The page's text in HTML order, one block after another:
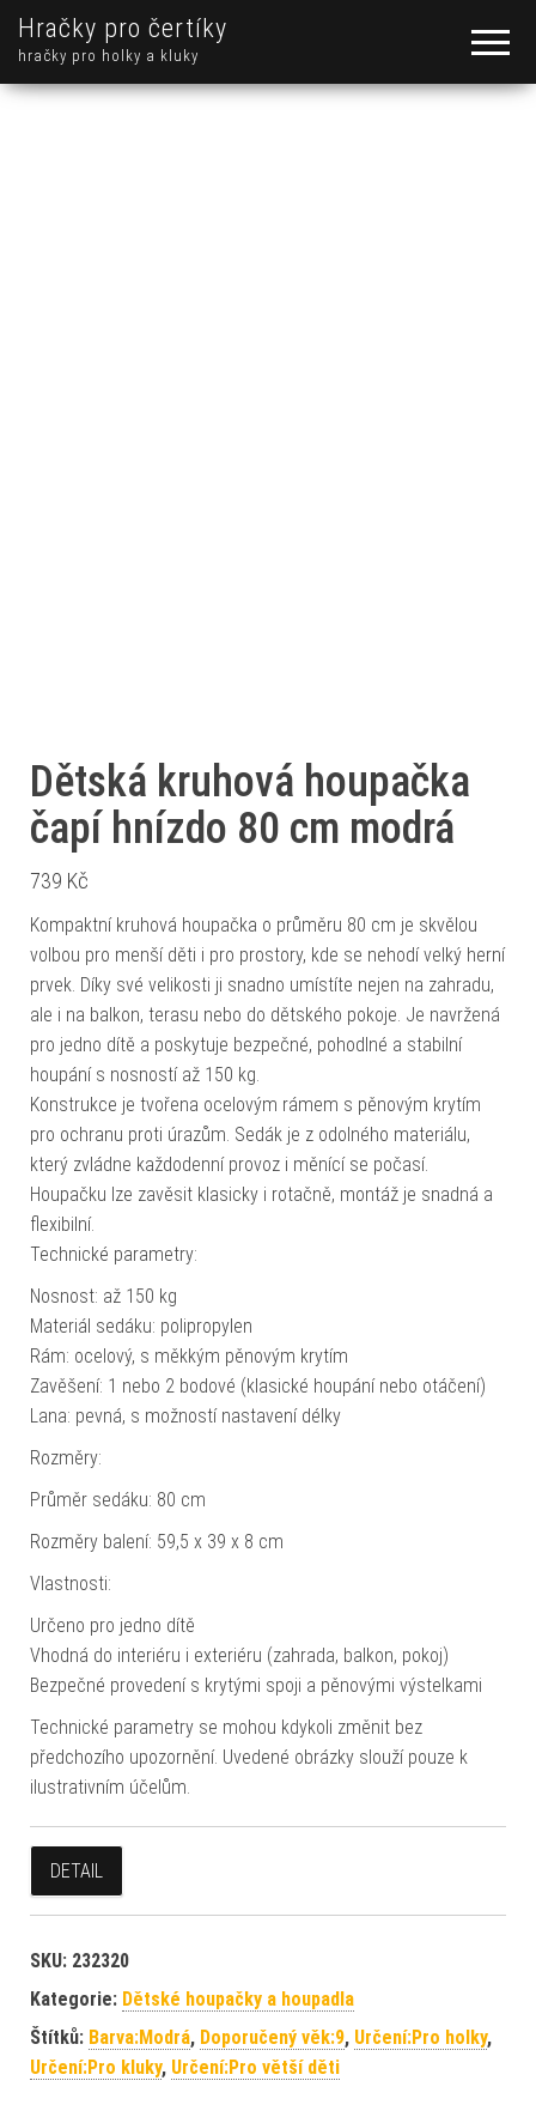
Hračky pro čertíky
hračky pro holky a kluky
Dětská kruhová houpačka
čapí hnízdo 80 cm modrá
739 Kč
Kompaktní kruhová houpačka o průměru 80 cm je skvělou
volbou pro menší děti i pro prostory, kde se nehodí velký herní
prvek. Díky své velikosti ji snadno umístíte nejen na zahradu,
ale i na balkon, terasu nebo do dětského pokoje. Je navržená
pro jedno dítě a poskytuje bezpečné, pohodlné a stabilní
houpání s nosností až 150 kg.
Konstrukce je tvořena ocelovým rámem s pěnovým krytím
pro ochranu proti úrazům. Sedák je z odolného materiálu,
který zvládne každodenní provoz i měnící se počasí.
Houpačku lze zavěsit klasicky i rotačně, montáž je snadná a
flexibilní.
Technické parametry:
Nosnost: až 150 kg
Materiál sedáku: polipropylen
Rám: ocelový, s měkkým pěnovým krytím
Zavěšení: 1 nebo 2 bodové (klasické houpání nebo otáčení)
Lana: pevná, s možností nastavení délky
Rozměry:
Průměr sedáku: 80 cm
Rozměry balení: 59,5 x 39 x 8 cm
Vlastnosti:
Určeno pro jedno dítě
Vhodná do interiéru i exteriéru (zahrada, balkon, pokoj)
Bezpečné provedení s krytými spoji a pěnovými výstelkami
Technické parametry se mohou kdykoli změnit bez
předchozího upozornění. Uvedené obrázky slouží pouze k
ilustrativním účelům.
DETAIL
SKU: 232320
Kategorie: Dětské houpačky a houpadla
Štítků: Barva:Modrá, Doporučený věk:9, Určení:Pro holky,
Určení:Pro kluky, Určení:Pro větší děti